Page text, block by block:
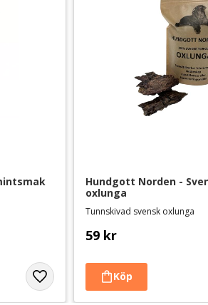
Hundgott Norden -
oxlunga
Tunnskivad svensk oxlunga
59 kr